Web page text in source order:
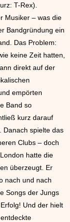
T-Rex).
Musiker – was die
Bandgründung ein
Das Problem:
keine Zeit hatten,
direkt auf der
empörten
Band so
kurz darauf
Danach spielte das
Clubs – doch
hatte die
überzeugt. Er
nach und nach
Songs der Jungs
Und der hielt